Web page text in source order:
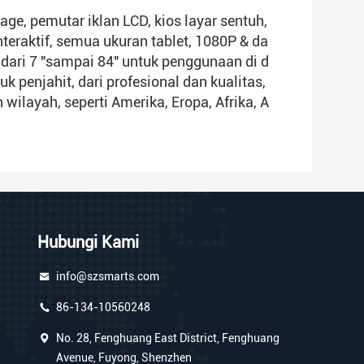
pemutar iklan LCD, kios layar sentuh,
semua ukuran tablet, 1080P & da
7 "sampai 84" untuk penggunaan di d
penjahit, dari profesional dan kualitas,
seperti Amerika, Eropa, Afrika, A
Hubungi Kami
info@szsmarts.com
86-134-10560248
No. 28, Fenghuang East District, Fenghuang
Avenue, Fuyong, Shenzhen